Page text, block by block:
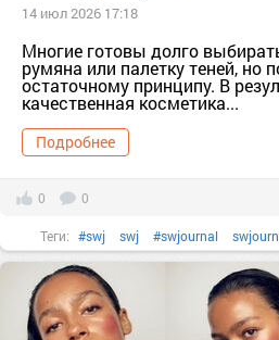
14 июл 2026 17:18
Многие готовы долго
румяна или палетку теней, но
остаточному принципу. В
качественная косметика...
Подробнее
0 0
Теги: #swj swj #swjournal
#декоративнаякосметика